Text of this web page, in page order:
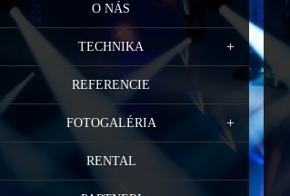
O NÁS
TECHNIKA
REFERENCIE
FOTOGALÉRIA
RENTAL